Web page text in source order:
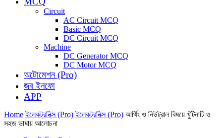
Circuit
AC Circuit MCQ
Basic MCQ
DC Circuit MCQ
Machine
DC Generator MCQ
DC Motor MCQ
অটোমেশন (Pro)
জব ইনফো
APP
Home ইলেকট্রনিক্স (Pro) ইলেকট্রনিক্স (Pro) আর্থিং ও নিউট্রাল বিষয়ে খুঁটিনাটি ও
সহজ ভাষায় আলোচনা